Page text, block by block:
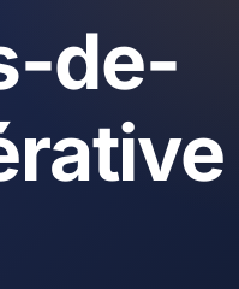
de-